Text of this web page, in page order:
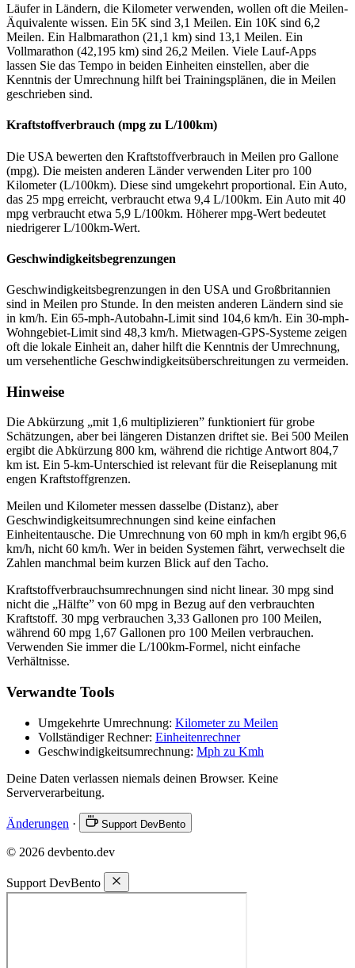
Läufer in Ländern, die Kilometer verwenden, wollen oft die Meilen-
Äquivalente wissen. Ein 5K sind 3,1 Meilen. Ein 10K sind 6,2
Meilen. Ein Halbmarathon (21,1 km) sind 13,1 Meilen. Ein
Vollmarathon (42,195 km) sind 26,2 Meilen. Viele Lauf-Apps
lassen Sie das Tempo in beiden Einheiten einstellen, aber die
Kenntnis der Umrechnung hilft bei Trainingsplänen, die in Meilen
geschrieben sind.
Kraftstoffverbrauch (mpg zu L/100km)
Die USA bewerten den Kraftstoffverbrauch in Meilen pro Gallone
(mpg). Die meisten anderen Länder verwenden Liter pro 100
Kilometer (L/100km). Diese sind umgekehrt proportional. Ein Auto,
das 25 mpg erreicht, verbraucht etwa 9,4 L/100km. Ein Auto mit 40
mpg verbraucht etwa 5,9 L/100km. Höherer mpg-Wert bedeutet
niedrigerer L/100km-Wert.
Geschwindigkeitsbegrenzungen
Geschwindigkeitsbegrenzungen in den USA und Großbritannien
sind in Meilen pro Stunde. In den meisten anderen Ländern sind sie
in km/h. Ein 65-mph-Autobahn-Limit sind 104,6 km/h. Ein 30-mph-
Wohngebiet-Limit sind 48,3 km/h. Mietwagen-GPS-Systeme zeigen
oft die lokale Einheit an, daher hilft die Kenntnis der Umrechnung,
um versehentliche Geschwindigkeitsüberschreitungen zu vermeiden.
Hinweise
Die Abkürzung „mit 1,6 multiplizieren” funktioniert für grobe
Schätzungen, aber bei längeren Distanzen driftet sie. Bei 500 Meilen
ergibt die Abkürzung 800 km, während die richtige Antwort 804,7
km ist. Ein 5-km-Unterschied ist relevant für die Reiseplanung mit
engen Kraftstoffgrenzen.
Meilen und Kilometer messen dasselbe (Distanz), aber
Geschwindigkeitsumrechnungen sind keine einfachen
Einheitentausche. Die Umrechnung von 60 mph in km/h ergibt 96,6
km/h, nicht 60 km/h. Wer in beiden Systemen fährt, verwechselt die
Zahlen manchmal beim kurzen Blick auf den Tacho.
Kraftstoffverbrauchsumrechnungen sind nicht linear. 30 mpg sind
nicht die „Hälfte” von 60 mpg in Bezug auf den verbrauchten
Kraftstoff. 30 mpg verbrauchen 3,33 Gallonen pro 100 Meilen,
während 60 mpg 1,67 Gallonen pro 100 Meilen verbrauchen.
Verwenden Sie immer die L/100km-Formel, nicht einfache
Verhältnisse.
Verwandte Tools
Umgekehrte Umrechnung: Kilometer zu Meilen
Vollständiger Rechner: Einheitenrechner
Geschwindigkeitsumrechnung: Mph zu Kmh
Deine Daten verlassen niemals deinen Browser. Keine
Serververarbeitung.
Änderungen · Support DevBento
© 2026 devbento.dev
Support DevBento